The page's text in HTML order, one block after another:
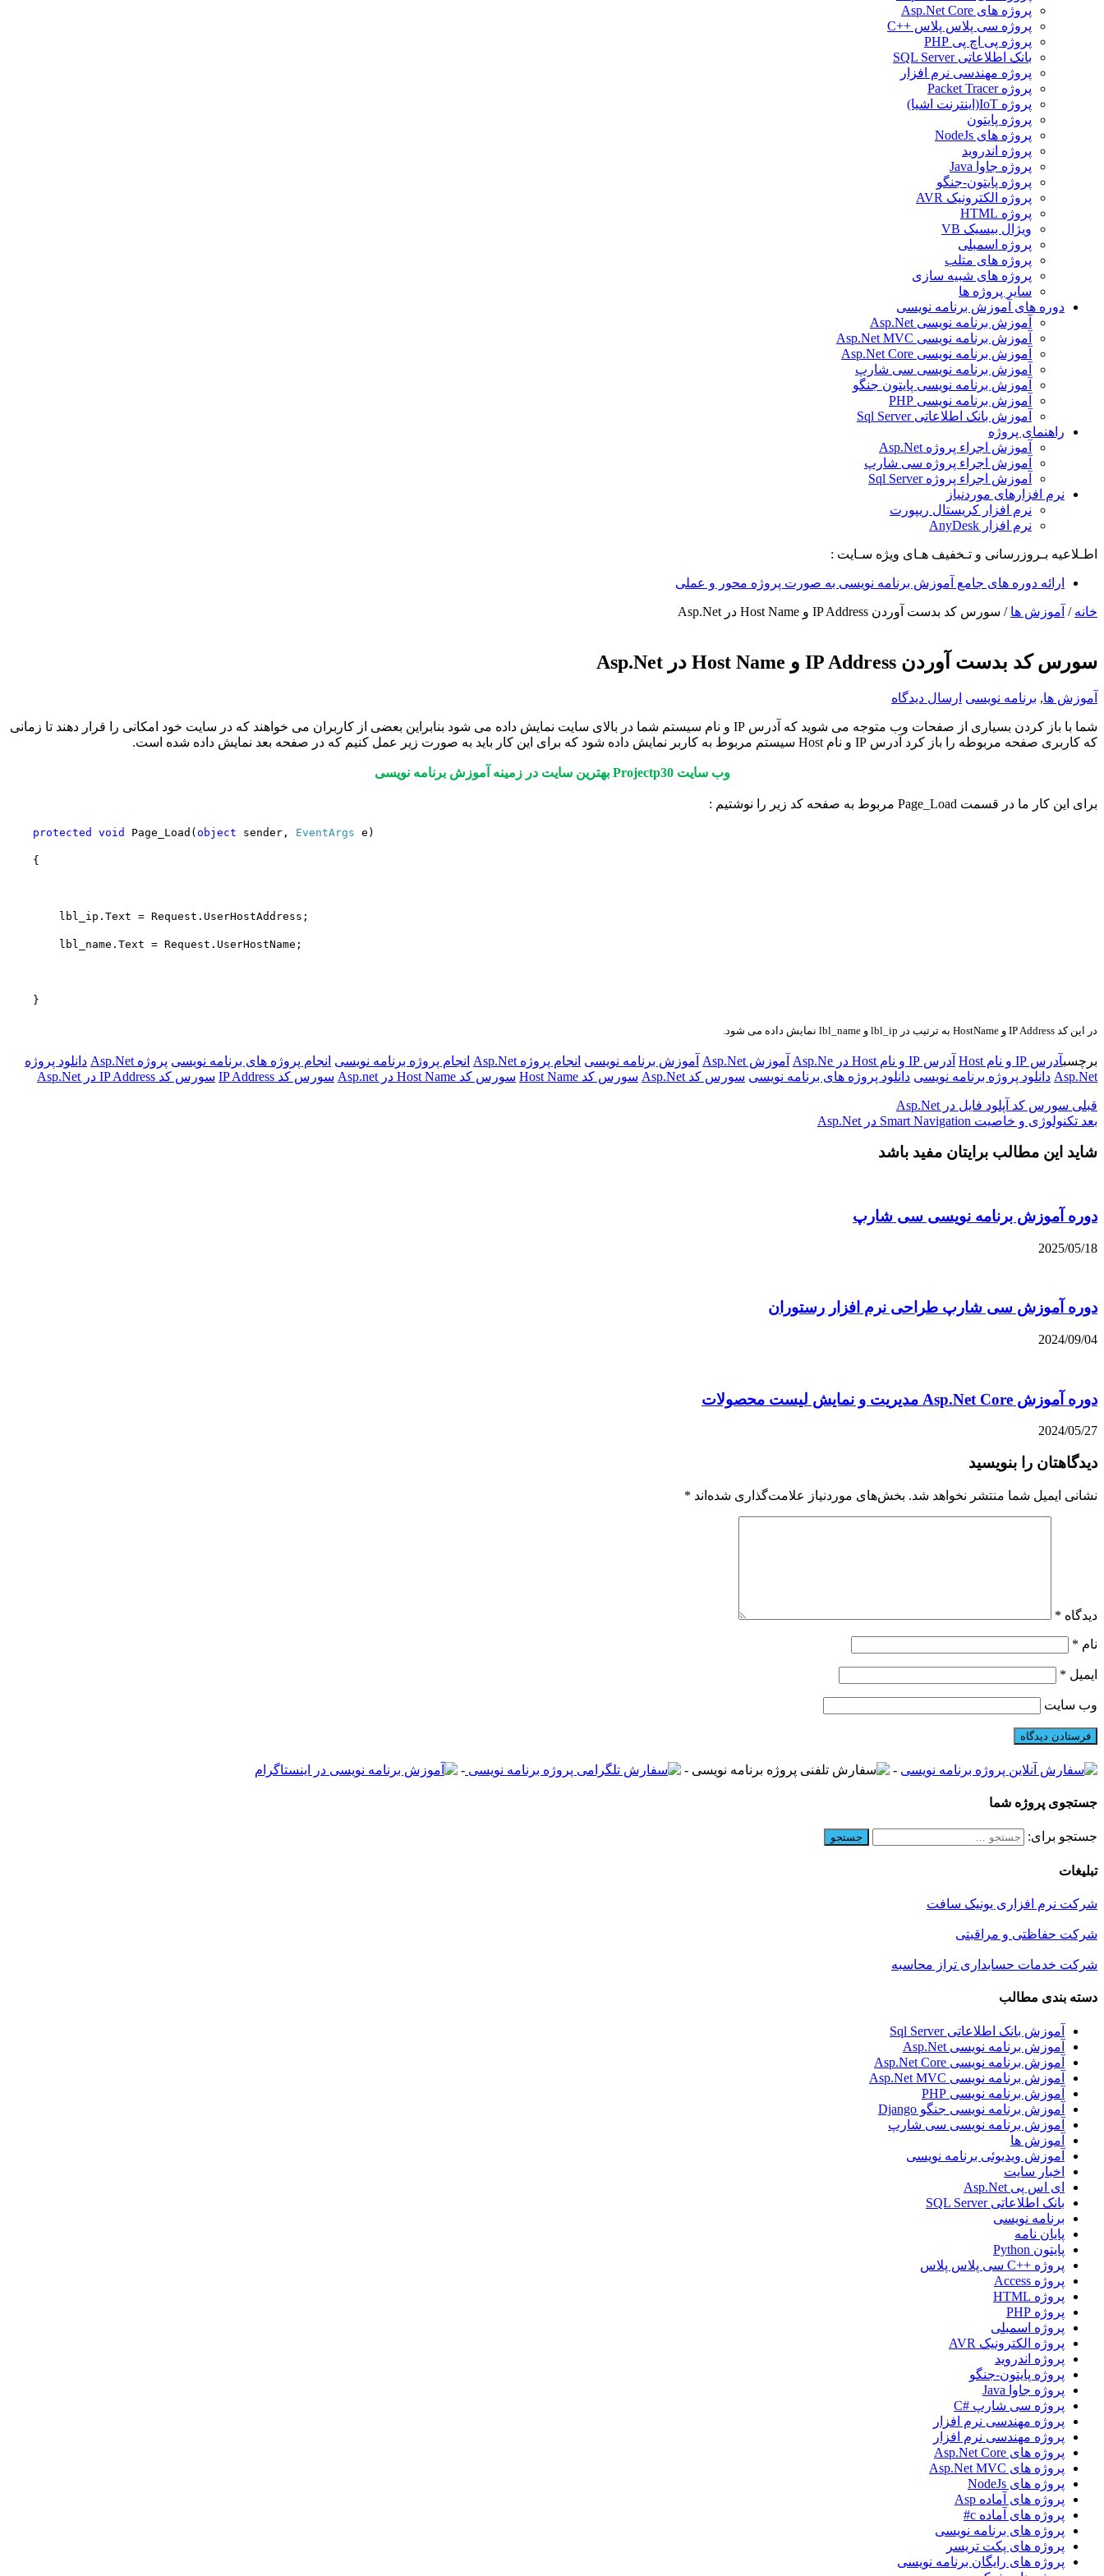
پروژه های Asp.Net Core
پروژه سی پلاس پلاس ++C
پروژه پی اچ پی PHP
بانک اطلاعاتی SQL Server
پروژه مهندسی نرم افزار
پروژه Packet Tracer
پروژه IoT(اینترنت اشیا)
پروژه پایتون
پروژه های NodeJs
پروژه اندروید
پروژه جاوا Java
پروژه پایتون-جنگو
پروژه الکترونیک AVR
پروژه HTML
ویژال بیسیک VB
پروژه اسمبلی
پروژه های متلب
پروژه های شبیه سازی
سایر پروژه ها
دوره های آموزش برنامه نویسی
آموزش برنامه نویسی Asp.Net
آموزش برنامه نویسی Asp.Net MVC
آموزش برنامه نویسی Asp.Net Core
آموزش برنامه نویسی سی شارپ
آموزش برنامه نویسی پایتون جنگو
آموزش برنامه نویسی PHP
آموزش بانک اطلاعاتی Sql Server
راهنمای پروژه
آموزش اجراء پروژه Asp.Net
آموزش اجراء پروژه سی شارپ
آموزش اجراء پروژه Sql Server
نرم افزارهای موردنیاز
نرم افزار کریستال ریپورت
نرم افزار AnyDesk
اطـلاعیه بـروزرسانی و تـخفیف هـای ویژه سـایت :
ارائه دوره های جامع آموزش برنامه نویسی به صورت پروژه محور و عملی
خانه / آموزش ها / سورس کد بدست آوردن IP Address و Host Name در Asp.Net
سورس کد بدست آوردن IP Address و Host Name در Asp.Net
آموزش ها, برنامه نویسی ارسال دیدگاه
شما با باز کردن بسیاری از صفحات وب متوجه می شوید که آدرس IP و نام سیستم شما در بالای سایت نمایش داده می شود بنابراین بعضی از کاربران می خواهند که در سایت خود امکانی را قرار دهند تا زمانی
که کاربری صفحه مربوطه را باز کرد آدرس IP و نام Host سیستم مربوط به کاربر نمایش داده شود که برای این کار باید به صورت زیر عمل کنیم که در صفحه بعد نمایش داده شده است.
وب سایتProjectp30 بهترین سایت در زمینه آموزش برنامه نویسی
برای این کار ما در قسمت Page_Load مربوط به صفحه کد زیر را نوشتیم :
protected void Page_Load(object sender, EventArgs e)
{
lbl_ip.Text = Request.UserHostAddress;
lbl_name.Text = Request.UserHostName;
}
در این کد IP Address و HostName به ترتیب در lbl_ip و lbl_name نمایش داده می شود.
برچسبآدرس IP و نام Host آدرس IP و نام Host در Asp.Ne آموزش Asp.Net آموزش برنامه نویسی انجام پروژه Asp.Net انجام پروژه برنامه نویسی انجام پروژه های برنامه نویسی پروژه Asp.Net
دانلود پروژه
Asp.Net دانلود پروژه برنامه نویسی دانلود پروژه های برنامه نویسی سورس کد Asp.Net سورس کد Host Name سورس کد Host Name در Asp.net سورس کد IP Address سورس کد IP Address در Asp.Net
قبلی سورس کد آپلود فایل در Asp.Net
بعد تکنولوژی و خاصیت Smart Navigation در Asp.Net
شاید این مطالب برایتان مفید باشد
دوره آموزش برنامه نویسی سی شارپ
2025/05/18
دوره آموزش سی شارپ طراحی نرم افزار رستوران
2024/09/04
دوره آموزش Asp.Net Core مدیریت و نمایش لیست محصولات
2024/05/27
دیدگاهتان را بنویسید
نشانی ایمیل شما منتشر نخواهد شد. بخش‌های موردنیاز علامت‌گذاری شده‌اند *
دیدگاه *
نام *
ایمیل *
وب‌ سایت
-
-
-
جستجوی پروژه شما
جستجو برای:
تبلیغات
شرکت نرم افزاری یونیک سافت
شرکت حفاظتی و مراقبتی
شرکت خدمات حسابداری تراز محاسبه
دسته بندی مطالب
آموزش بانک اطلاعاتی Sql Server
آموزش برنامه نویسی Asp.Net
آموزش برنامه نویسی Asp.Net Core
آموزش برنامه نویسی Asp.Net MVC
آموزش برنامه نویسی PHP
آموزش برنامه نویسی جنگو Django
آموزش برنامه نویسی سی شارپ
آموزش ها
آموزش ویدیوئی برنامه نویسی
اخبار سایت
ای اس پی Asp.Net
بانک اطلاعاتی SQL Server
برنامه نویسی
پایان نامه
پایتون Python
پروژه ++C سی پلاس پلاس
پروژه Access
پروژه HTML
پروژه PHP
پروژه اسمبلی
پروژه الکترونیک AVR
پروژه اندروید
پروژه پایتون-جنگو
پروژه جاوا Java
پروژه سی شارپ #C
پروژه مهندسی نرم افزار
پروژه مهندسی نرم افزار
پروژه های Asp.Net Core
پروژه های Asp.Net MVC
پروژه های NodeJs
پروژه های آماده Asp
پروژه های آماده c#
پروژه های برنامه نویسی
پروژه های پکت تریسر
پروژه های رایگان برنامه نویسی